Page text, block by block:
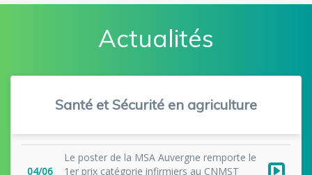
Actualités
Santé et Sécurité en agriculture
04/06
Le poster de la MSA Auvergne remporte le
1er prix catégorie infirmiers au CNMST